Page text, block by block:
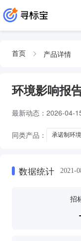
首页 产品详情
环境影响报
最新动态： 2026-04-
同类产品： 承诺制环
数据统计 2021-
招